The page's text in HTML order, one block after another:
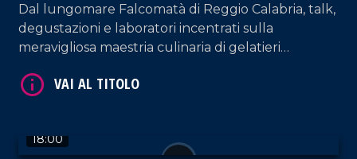
Dal lungomare Falcomatà di Reggio Calabria, talk,
degustazioni e laboratori incentrati sulla
meravigliosa maestria culinaria di gelatieri
18:00
VAI AL TITOLO